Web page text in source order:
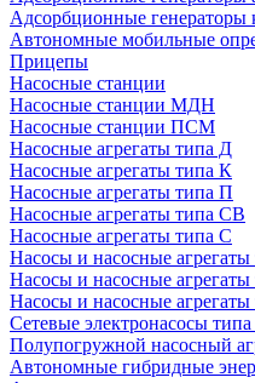
Адсорбционные генераторы
Автономные мобильные
Прицепы
Насосные станции
Насосные станции МДН
Насосные станции ПСМ
Насосные агрегаты типа Д
Насосные агрегаты типа К
Насосные агрегаты типа П
Насосные агрегаты типа СВ
Насосные агрегаты типа С
Насосы и насосные
Насосы и насосные
Насосы и насосные
Сетевые электронасосы
Полупогружной насосный
Автономные гибридные